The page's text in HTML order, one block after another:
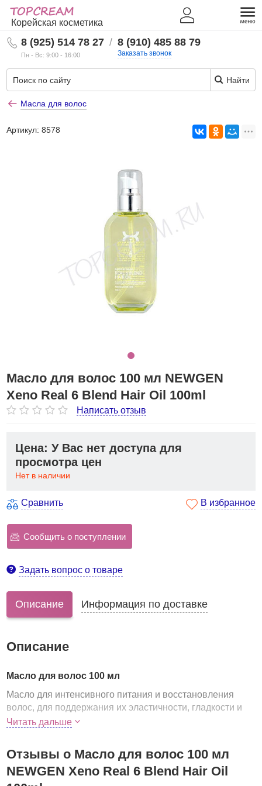
Корейская косметика
8 (925) 514 78 27
Пн - Вс: 9:00 - 16:00
/ 8 (910) 485 88 79
Заказать звонок
Найти
Масла для волос
Артикул:8578
Масло для волос 100 мл NEWGEN
Xeno Real 6 Blend Hair Oil 100ml
Написать отзыв
Цена: У Вас нет доступа для
просмотра цен
Нет в наличии
Сравнить В избранное
Сообщить о поступлении
Задать вопрос о товаре
Описание Информация по доставке
Описание
Масло для волос 100 мл
Масло для интенсивного питания и восстановления
волос, для поддержания их эластичности, гладкости и
блеска, а также для защиты от внешних раздражающих
В составе средства сбалансированное сочетание 6
необычных натуральных масел из семян
Читать дальше
Отзывы о Масло для волос 100 мл
NEWGEN Xeno Real 6 Blend Hair Oil